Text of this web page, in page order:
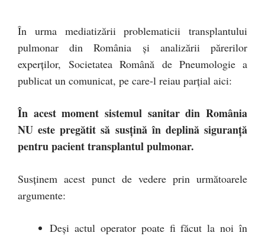
În urma mediatizării problematicii transplantului
pulmonar din România și analizării părerilor
experților, Societatea Română de Pneumologie a
publicat un comunicat, pe care-l reiau parțial aici:
În acest moment sistemul sanitar din România
NU este pregătit să susțină în deplină siguranță
pentru pacient transplantul pulmonar.
Susținem acest punct de vedere prin următoarele
argumente:
Deși actul operator poate fi făcut la noi în